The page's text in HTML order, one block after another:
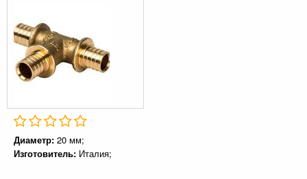
Диаметр: 20 мм;
Изготовитель: Италия;